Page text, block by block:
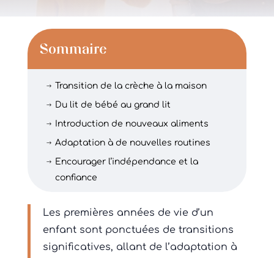
Sommaire
$ Transition de la crèche à la maison
$ Du lit de bébé au grand lit
$ Introduction de nouveaux aliments
$ Adaptation à de nouvelles routines
$
Encourager l’indépendance et la
confiance
Les premières années de vie d’un
enfant sont ponctuées de transitions
significatives, allant de l’adaptation à